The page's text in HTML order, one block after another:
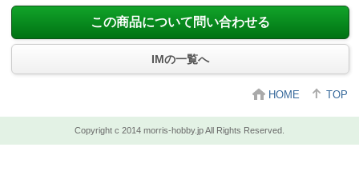
この商品について問い合わせる
IMの一覧へ
HOME TOP
Copyright c 2014 morris-hobby.jp All Rights Reserved.